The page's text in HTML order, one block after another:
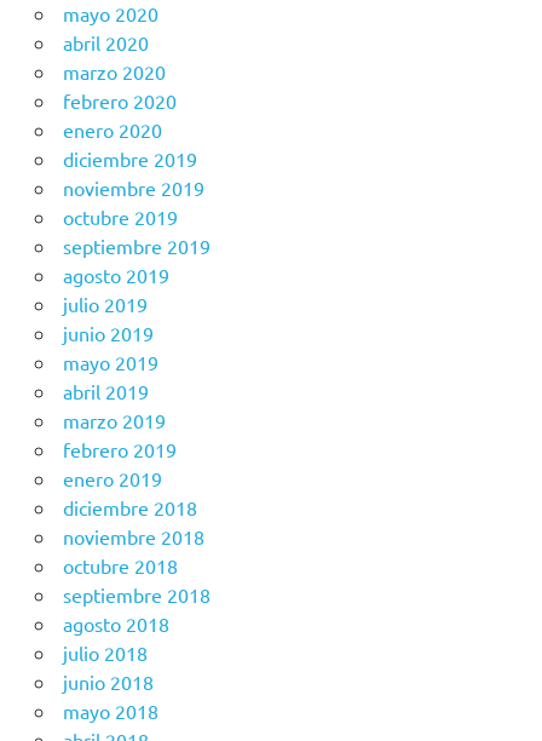
mayo 2020
abril 2020
marzo 2020
febrero 2020
enero 2020
diciembre 2019
noviembre 2019
octubre 2019
septiembre 2019
agosto 2019
julio 2019
junio 2019
mayo 2019
abril 2019
marzo 2019
febrero 2019
enero 2019
diciembre 2018
noviembre 2018
octubre 2018
septiembre 2018
agosto 2018
julio 2018
junio 2018
mayo 2018